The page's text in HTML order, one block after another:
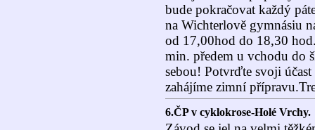
bude pokračovat každý
na Wichterlově gymnásiu
od 17,00hod do 18,30
min. předem u vchodu do
sebou! Potvrďte svoji
zahájíme zimní
6.ČP v cyklokrose-Holé Vrchy.